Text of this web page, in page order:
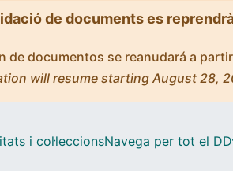
de documents es
de documentos se reanudará a
will resume starting August 28,
i col·leccionsNavega per tot el DD